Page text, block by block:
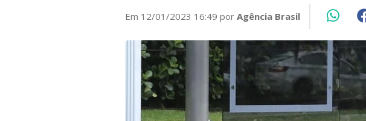
Em 12/01/2023 16:49 por Agência Brasil